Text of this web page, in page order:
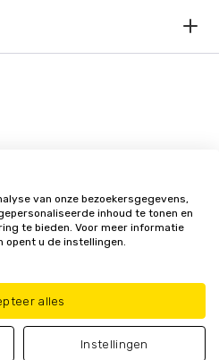
van onze bezoekersgegevens,
inhoud te tonen en
te bieden. Voor meer informatie
opent u de instellingen.
alles
Instellingen